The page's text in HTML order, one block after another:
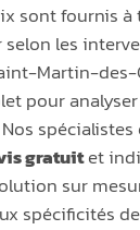
sont fournis
les
Martin-
pour
gratuitet
sur
spécificités